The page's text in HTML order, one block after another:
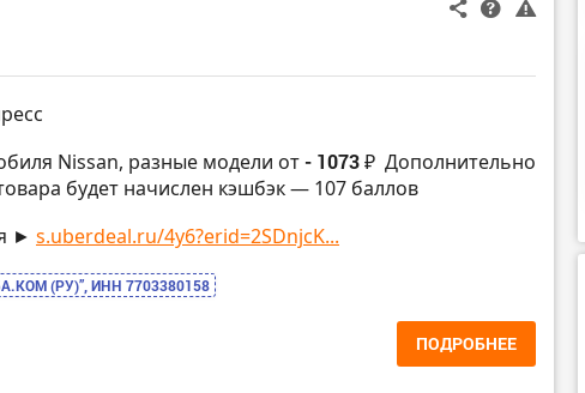
Nissan, разные модели от- 1073 ₽ Дополнительно
будет начислен кэшбэк — 107 баллов
► s.uberdeal.ru/4y6?erid=2SDnjcK...
(РУ)”, ИНН 7703380158
ПОДРОБНЕЕ